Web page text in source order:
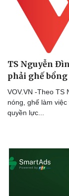
Sân khấu - Điện
Văn học
Âm nhạc
TS Nguyễn
phải ghế
VOV.VN -Theo TS
nóng, ghế làm
quyền lực...